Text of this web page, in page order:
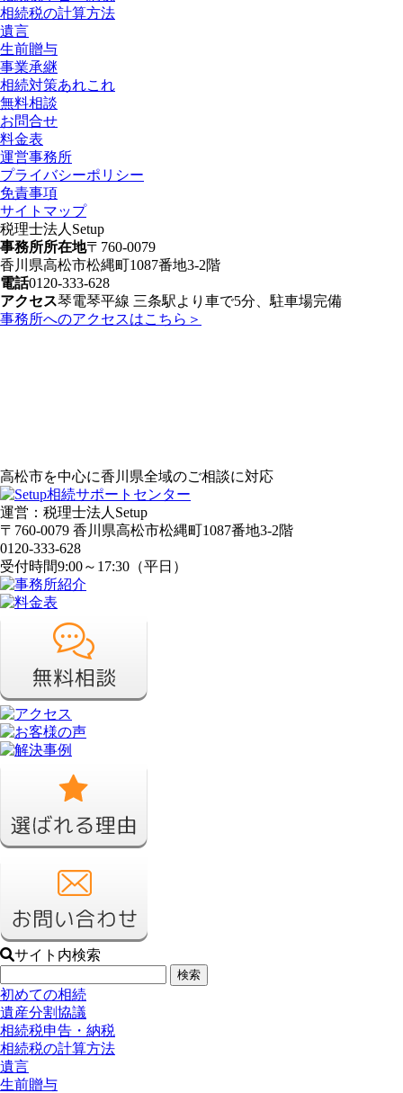
相続税の計算方法
遺言
生前贈与
事業承継
相続対策あれこれ
無料相談
お問合せ
料金表
運営事務所
プライバシーポリシー
免責事項
サイトマップ
税理士法人Setup
事務所所在地〒760-0079
香川県高松市松縄町1087番地3-2階
電話0120-333-628
アクセス琴電琴平線 三条駅より車で5分、駐車場完備
事務所へのアクセスはこちら＞
高松市を中心に香川県全域のご相談に対応
運営：税理士法人Setup
〒760-0079 香川県高松市松縄町1087番地3-2階
0120-333-628
受付時間9:00～17:30（平日）
サイト内検索
初めての相続
遺産分割協議
相続税申告・納税
相続税の計算方法
遺言
生前贈与